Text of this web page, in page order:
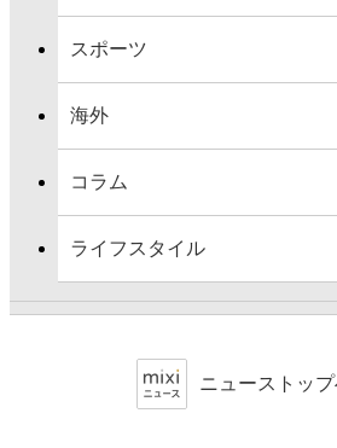
スポーツ
海外
コラム
ライフスタイル
ニューストッ